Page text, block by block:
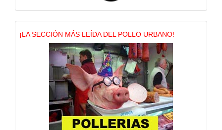
¡LA SECCIÓN MÁS LEÍDA DEL POLLO URBANO!